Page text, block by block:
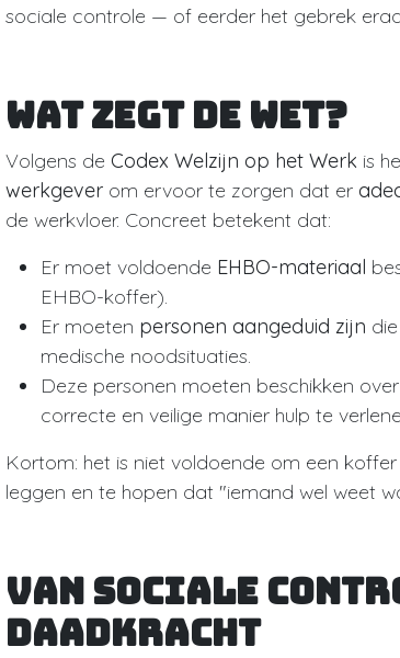
sociale controle — of eerder het gebrek
Wat zegt de wet?
Volgens de Codex Welzijn op het Werk is
werkgever om ervoor te zorgen dat er
de werkvloer. Concreet betekent dat:
Er moet voldoende EHBO-materiaal
EHBO-koffer).
Er moeten personen aangeduid zijn
medische noodsituaties.
Deze personen moeten beschikken
correcte en veilige manier hulp te
Kortom: het is niet voldoende om een
leggen en te hopen dat "iemand wel weet
Van sociale
daadkracht